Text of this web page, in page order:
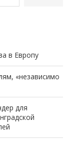
в Европу
«независимо
для